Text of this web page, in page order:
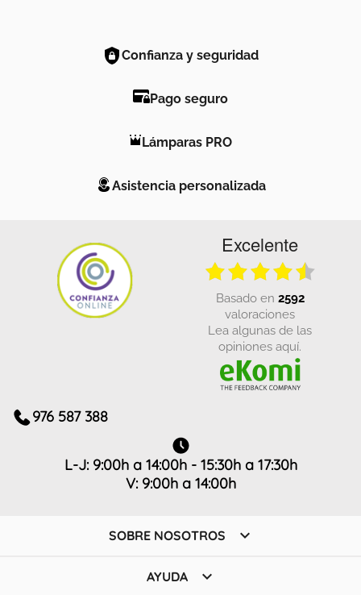
Confianza y seguridad
Pago seguro
Lámparas PRO
Asistencia personalizada
Excelente
basado en 2592
valoraciones
Lea algunas de las
opiniones aquí.
976 587 388
L-J: 9:00h a 14:00h - 15:30h a 17:30h
V: 9:00h a 14:00h
SOBRE NOSOTROS 
AYUDA 